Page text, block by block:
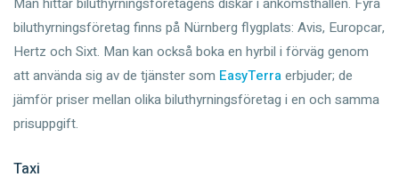
biluthyrningsföretag finns på Nürnberg flygplats: Avis, Europcar,
Hertz och Sixt. Man kan också boka en hyrbil i förväg genom
att använda sig av de tjänster som EasyTerraerbjuder; de
jämför priser mellan olika biluthyrningsföretag i en och samma
prisuppgift.
Taxi